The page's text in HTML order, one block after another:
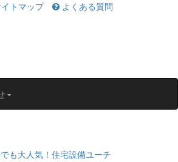
トマップ よくある質問